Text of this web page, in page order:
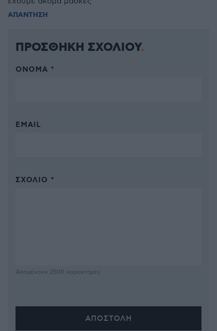
ΑΠΑΝΤΗΣΗ
ΠΡΟΣΘΗΚΗ ΣΧΟΛΙΟΥ
ΌΝΟΜΑ *
EMAIL
ΣΧΌΛΙΟ *
Απομένουν 2500 χαρακτήρες